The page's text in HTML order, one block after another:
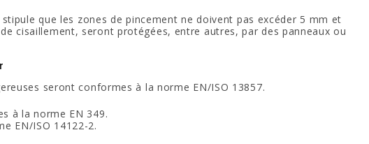
que les zones de pincement ne doivent pas excéder 5 mm et
cisaillement, seront protégées, entre autres, par des panneaux ou
seront conformes à la norme EN/ISO 13857.
à la norme EN 349.
EN/ISO 14122-2.